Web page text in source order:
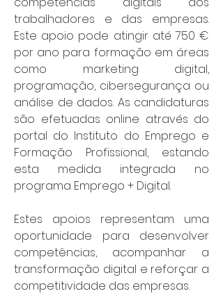
trabalhadores e das empresas.
Este apoio pode atingir até 750 €
por ano para formação em áreas
como marketing digital,
programação, cibersegurança ou
análise de dados. As candidaturas
são efetuadas online através do
portal do Instituto do Emprego e
Formação Profissional, estando
esta medida integrada no
programa Emprego + Digital.
Estes apoios representam uma
oportunidade para desenvolver
competências, acompanhar a
transformação digital e reforçar a
competitividade das empresas.